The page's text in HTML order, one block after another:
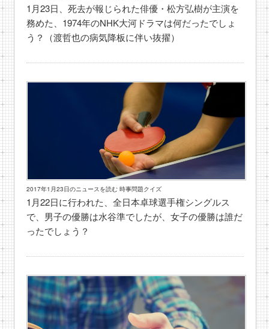
1月23日、死去が報じられた俳優・松方弘樹が主演を
務めた、1974年のNHK大河ドラマは何だったでしょ
う？（渡哲也の病気降板に伴い抜擢）
2017年1月23日のニュースを読む 時事問題クイズ
1月22日に行われた、全日本卓球選手権シングルス
で、男子の優勝は水谷準でしたが、女子の優勝は誰だ
ったでしょう？